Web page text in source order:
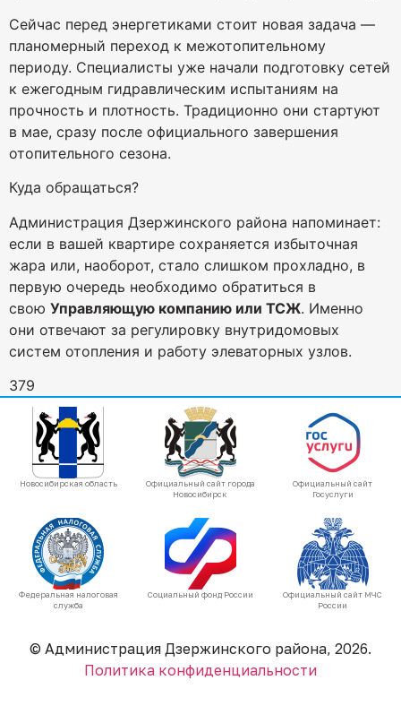
Сейчас перед энергетиками стоит новая задача —
планомерный переход к межотопительному
периоду. Специалисты уже начали подготовку сетей
к ежегодным гидравлическим испытаниям на
прочность и плотность. Традиционно они стартуют
в мае, сразу после официального завершения
отопительного сезона.
Куда обращаться?
Администрация Дзержинского района напоминает:
если в вашей квартире сохраняется избыточная
жара или, наоборот, стало слишком прохладно, в
первую очередь необходимо обратиться в
свою Управляющую компанию или ТСЖ. Именно
они отвечают за регулировку внутридомовых
систем отопления и работу элеваторных узлов.
379
Новосибирская область
Официальный сайт города
Новосибирск
Официальный сайт
Госуслуги
Федеральная налоговая
служба
Социальный фонд России
Официальный сайт МЧС
России
© Администрация Дзержинского района, 2026.
Политика конфиденциальности